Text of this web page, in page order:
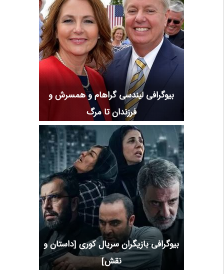
بیوگرافی لیندسی گراهام و همسرش و
فرزندان تا مرگ
بیوگرافی بازیگران سریال کوری [داستان و
نقش]